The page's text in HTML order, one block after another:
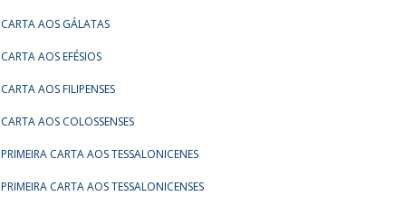
CARTA AOS GÁLATAS
CARTA AOS EFÉSIOS
CARTA AOS FILIPENSES
CARTA AOS COLOSSENSES
PRIMEIRA CARTA AOS TESSALONICENES
PRIMEIRA CARTA AOS TESSALONICENSES